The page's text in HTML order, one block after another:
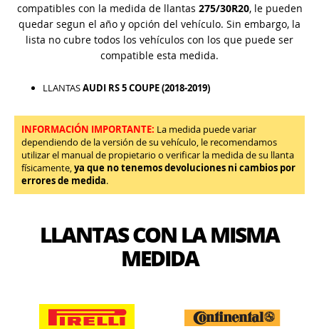
compatibles con la medida de llantas 275/30R20, le pueden
quedar segun el año y opción del vehículo. Sin embargo, la
lista no cubre todos los vehículos con los que puede ser
compatible esta medida.
LLANTASAUDI RS 5 COUPE (2018-2019)
INFORMACIÓN IMPORTANTE: La medida puede variar
dependiendo de la versión de su vehículo, le recomendamos
utilizar el manual de propietario o verificar la medida de su llanta
físicamente,ya que no tenemos devoluciones ni cambios por
errores de medida.
LLANTAS CON LA MISMA
MEDIDA